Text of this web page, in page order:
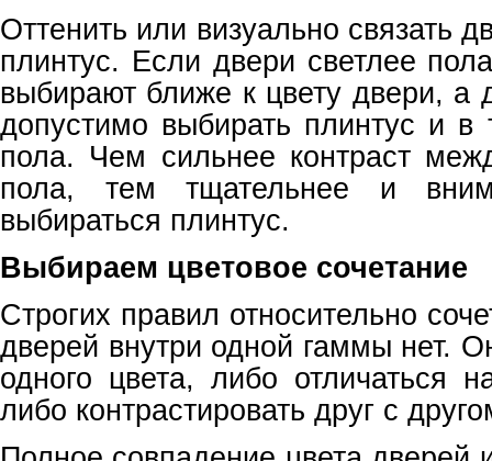
Оттенить или визуально связать
плинтус. Если двери светлее
выбирают ближе к цвету двери, а
допустимо выбирать плинтус и
пола. Чем сильнее контраст
пола, тем тщательнее и
выбираться плинтус.
Выбираем цветовое сочетание
Строгих правил относительно
дверей внутри одной гаммы нет.
одного цвета, либо отличаться
либо контрастировать друг с